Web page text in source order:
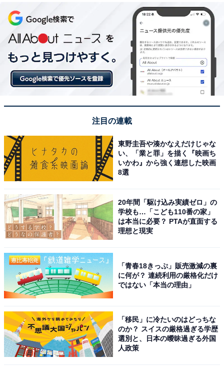
注目の連載
東野圭吾や湊かなえだけじゃな
い、「業と罪」を描く『映画ち
いかわ』から強く連想した映画
8選
20年間「駆け込み実績ゼロ」の
学校も…「こども110番の家」
は本当に必要？ PTAが直面する
理想と現実
「青春18きっぷ」販売激減の裏
に何が？ 連続利用の厳格化だけ
ではない「本当の理由」
「移民」に冷たいのはどっちな
のか？ スイスの厳格過ぎる学歴
選別と、日本の曖昧過ぎる外国
人政策